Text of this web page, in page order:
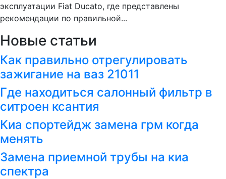
эксплуатации Fiat Ducato, где представлены
рекомендации по правильной...
Новые статьи
Как правильно отрегулировать
зажигание на ваз 21011
Где находиться салонный фильтр в
ситроен ксантия
Киа спортейдж замена грм когда
менять
Замена приемной трубы на киа
спектра